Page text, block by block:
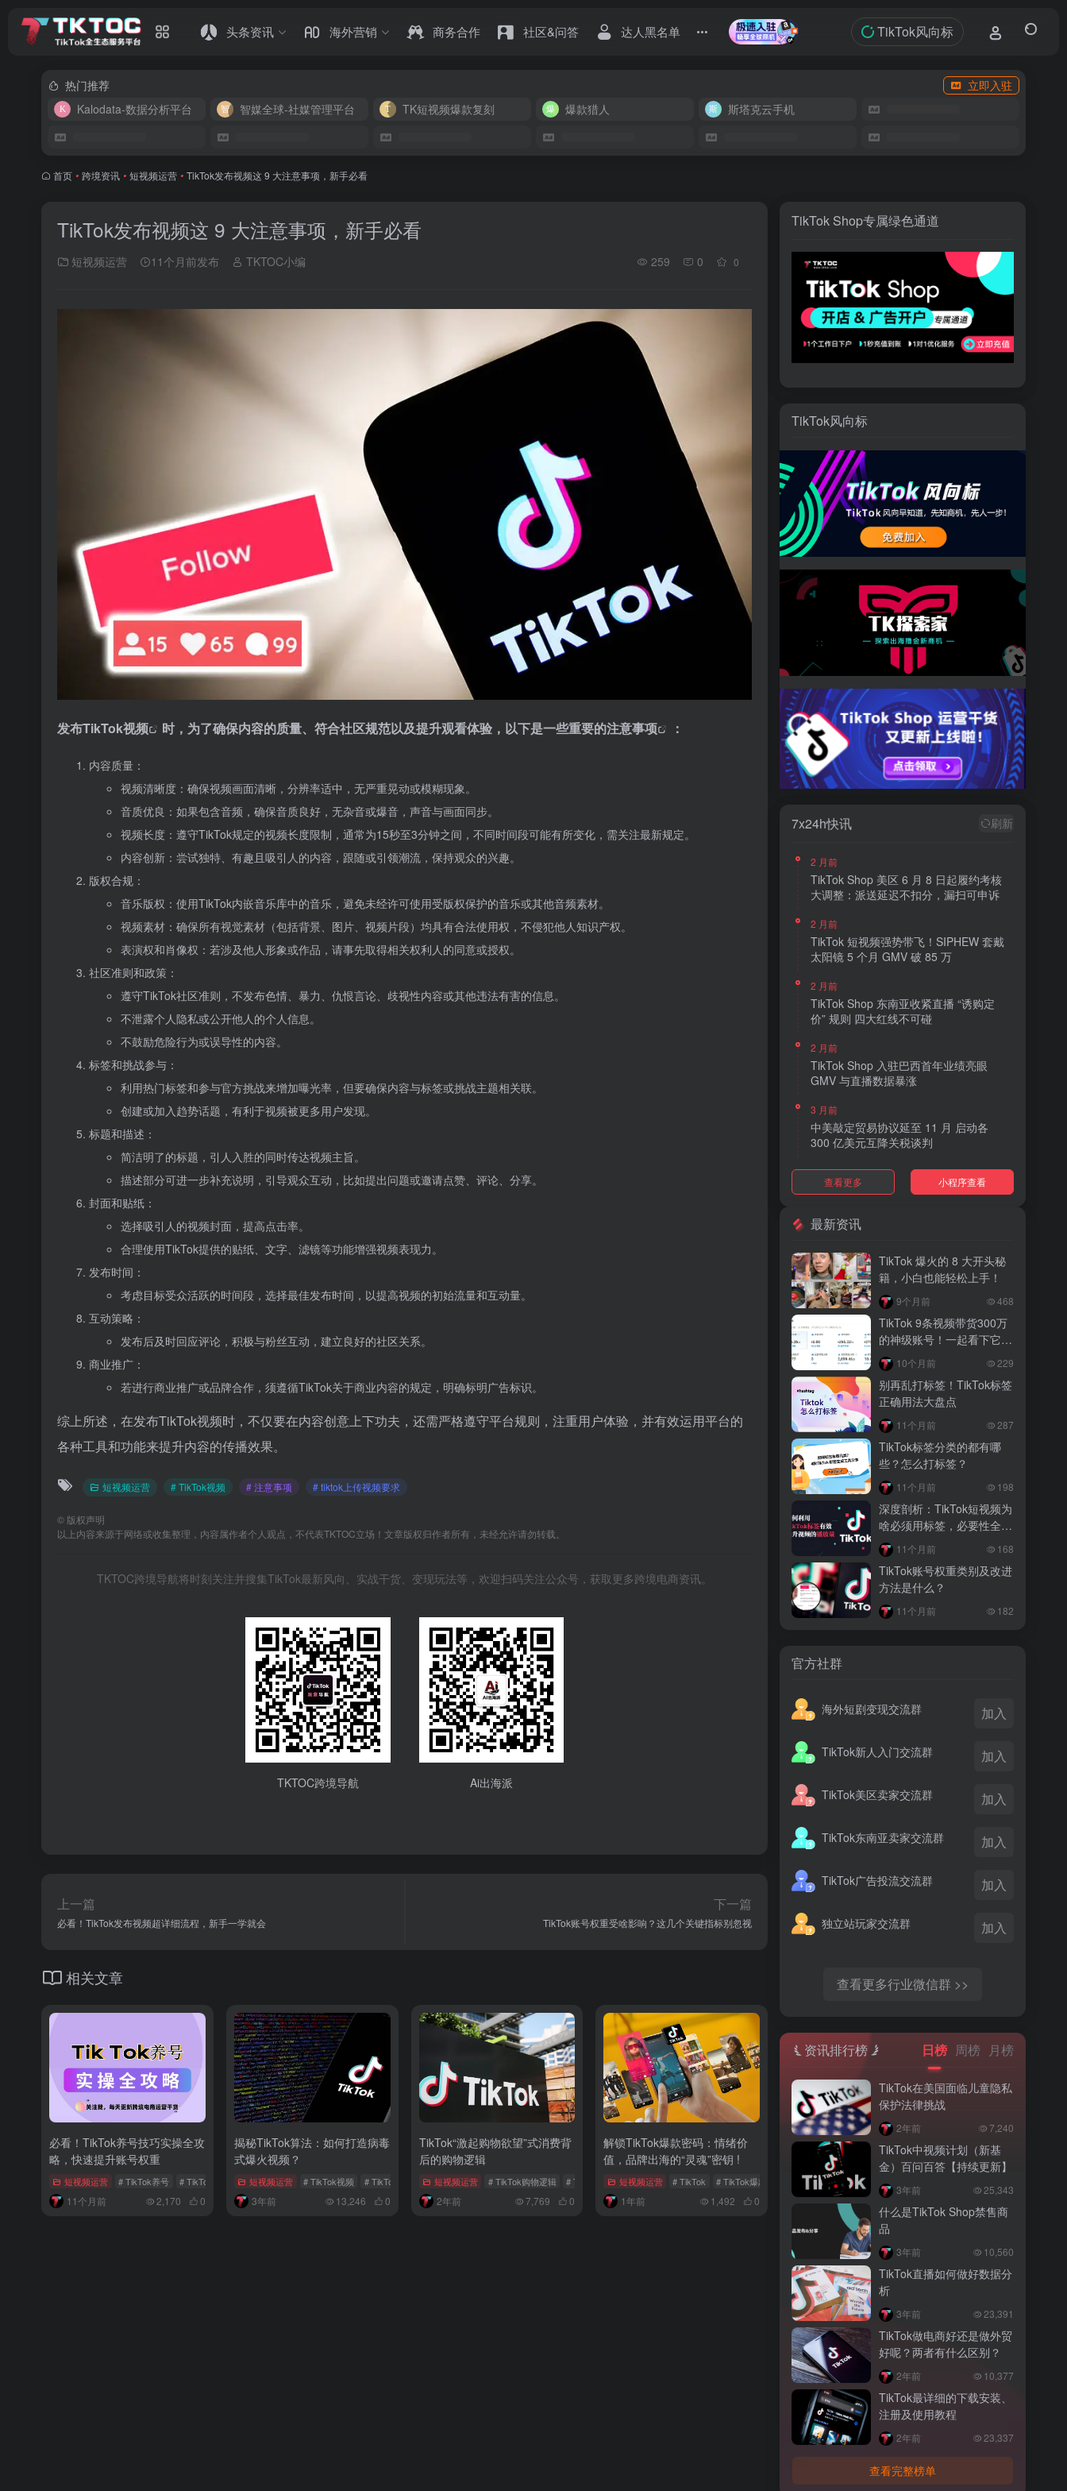
头条资讯 海外营销 商务合作 社区&问答 达人黑名单 TikTok风向标
热门推荐
立即入驻
Kalodata-数据分析平台
智媒全球-社媒管理平台 TK短视频爆款复刻 爆款猎人 斯塔克云手机
首页 • 跨境资讯 • 短视频运营 • TikTok发布视频这 9 大注意事项，新手必看
TikTok发布视频这 9 大注意事项，新手必看
短视频运营 11个月前发布 TKTOC小编 259 0 0
发布TikTok视频 时，为了确保内容的质量、符合社区规范以及提升观看体验，以下是一些重要的注意事项 ：
内容质量：
视频清晰度：确保视频画面清晰，分辨率适中，无严重晃动或模糊现象。
音质优良：如果包含音频，确保音质良好，无杂音或爆音，声音与画面同步。
视频长度：遵守TikTok规定的视频长度限制，通常为15秒至3分钟之间，不同时间段可能有所变化，需关注最新规定。
内容创新：尝试独特、有趣且吸引人的内容，跟随或引领潮流，保持观众的兴趣。
版权合规：
音乐版权：使用TikTok内嵌音乐库中的音乐，避免未经许可使用受版权保护的音乐或其他音频素材。
视频素材：确保所有视觉素材（包括背景、图片、视频片段）均具有合法使用权，不侵犯他人知识产权。
表演权和肖像权：若涉及他人形象或作品，请事先取得相关权利人的同意或授权。
社区准则和政策：
遵守TikTok社区准则，不发布色情、暴力、仇恨言论、歧视性内容或其他违法有害的信息。
不泄露个人隐私或公开他人的个人信息。
不鼓励危险行为或误导性的内容。
标签和挑战参与：
利用热门标签和参与官方挑战来增加曝光率，但要确保内容与标签或挑战主题相关联。
创建或加入趋势话题，有利于视频被更多用户发现。
标题和描述：
简洁明了的标题，引人入胜的同时传达视频主旨。
描述部分可进一步补充说明，引导观众互动，比如提出问题或邀请点赞、评论、分享。
封面和贴纸：
选择吸引人的视频封面，提高点击率。
合理使用TikTok提供的贴纸、文字、滤镜等功能增强视频表现力。
发布时间：
考虑目标受众活跃的时间段，选择最佳发布时间，以提高视频的初始流量和互动量。
互动策略：
发布后及时回应评论，积极与粉丝互动，建立良好的社区关系。
商业推广：
若进行商业推广或品牌合作，须遵循TikTok关于商业内容的规定，明确标明广告标识。
综上所述，在发布TikTok视频时，不仅要在内容创意上下功夫，还需严格遵守平台规则，注重用户体验，并有效运用平台的
各种工具和功能来提升内容的传播效果。
短视频运营 # TikTok视频 # 注意事项 # tiktok上传视频要求
© 版权声明
以上内容来源于网络或收集整理，内容属作者个人观点，不代表TKTOC立场！文章版权归作者所有，未经允许请勿转载。
TKTOC跨境导航将时刻关注并搜集TikTok最新风向、实战干货、变现玩法等，欢迎扫码关注公众号，获取更多跨境电商资讯。
TKTOC跨境导航 Ai出海派
上一篇
必看！TikTok发布视频超详细流程，新手一学就会
下一篇
TikTok账号权重受啥影响？这几个关键指标别忽视
相关文章
必看！TikTok养号技巧实操全攻
略，快速提升账号权重
短视频运营 # TikTok养号 # TikTok养号技巧 # 养号教程
11个月前 2,170 0
揭秘TikTok算法：如何打造病毒
式爆火视频？
短视频运营 # TikTok视频 # TikTok算法 # TikTok算法逻辑
3年前 13,246 0
TikTok“激起购物欲望”式消费背
后的购物逻辑
短视频运营 # TikTok购物逻辑 # TikTok激起购物欲望 # 兴趣电商
2年前 7,769 0
解锁TikTok爆款密码：情绪价
值，品牌出海的“灵魂”密钥 !
短视频运营 # TikTok # TikTok爆款视频 # 品牌出海
1年前 1,492 0
TikTok Shop专属绿色通道
TikTok风向标
7x24h快讯 刷新
2 月前
TikTok Shop 美区 6 月 8 日起履约考核
大调整：派送延迟不扣分，漏扫可申诉
2 月前
TikTok 短视频强势带飞！SIPHEW 套戴
太阳镜 5 个月 GMV 破 85 万
2 月前
TikTok Shop 东南亚收紧直播 “诱购定
价” 规则 四大红线不可碰
2 月前
TikTok Shop 入驻巴西首年业绩亮眼
GMV 与直播数据暴涨
3 月前
中美敲定贸易协议延至 11 月 启动各
300 亿美元互降关税谈判
3 月前
TikTok Shop 上线 “三日达” 标签 履约
3 月前
AI 购物代理化趋势明显 30% 美国消费
者接受 AI 代下单
3 月前
TikTok Shop 爱尔兰全面开放入驻 本土
品牌可零门槛开店
3 月前
音乐节降噪耳塞风靡欧美 DTC 品牌单日
营收突破 200 万元
3 月前
越南监管出手核查Shopee、TikTok
Shop涨价行为，佣金调整遭调查
3 月前
TikTok Shop 印尼推出出海项目 助力本
土品牌开拓东南亚市场
3 月前
TikTok Shop 英美周榜出炉 美妆家居成
两大热销主力
查看更多 小程序查看
最新资讯
TikTok 爆火的 8 大开头秘
籍，小白也能轻松上手！
9个月前 468
TikTok 9条视频带货300万
的神级账号！一起看下它征
服老外的爆单逻辑
10个月前 229
别再乱打标签！TikTok标签
正确用法大盘点
11个月前 287
TikTok标签分类的都有哪
些？怎么打标签？
11个月前 198
深度剖析：TikTok短视频为
啥必须用标签，必要性全解
析 11个月前 168
TikTok账号权重类别及改进
方法是什么？
11个月前 182
官方社群
海外短剧变现交流群 加入
TikTok新人入门交流群 加入
TikTok美区卖家交流群 加入
TikTok东南亚卖家交流群 加入
TikTok广告投流交流群 加入
独立站玩家交流群 加入
查看更多行业微信群 >>
资讯排行榜 日榜 周榜 月榜
TikTok在美国面临儿童隐私
保护法律挑战
2年前 7,240
TikTok中视频计划（新基
金）百问百答【持续更新】
3年前 25,343
什么是TikTok Shop禁售商
品
3年前 10,560
TikTok直播如何做好数据分
析
3年前 23,391
TikTok做电商好还是做外贸
好呢？两者有什么区别？
2年前 10,377
TikTok最详细的下载安装、
注册及使用教程
2年前 23,337
查看完整榜单